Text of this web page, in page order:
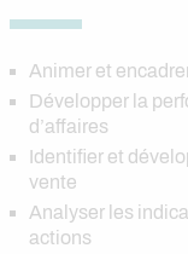
Animer et
Développer la
d’affaires
Identifier et
vente
Analyser les
actions